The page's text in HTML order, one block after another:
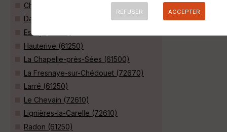
Châteauneuf-d'Ille-et-Vilaine (35430)
Damigny (61250)
Essay (61500)
Hauterive (61250)
La Chapelle-près-Sées (61500)
La Fresnaye-sur-Chédouet (72670)
Larré (61250)
Le Chevain (72610)
Lignières-la-Carelle (72610)
Radon (61250)
REFUSER ACCEPTER